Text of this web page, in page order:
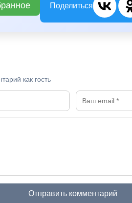
Поделиться
как гость
Отправить комментарий